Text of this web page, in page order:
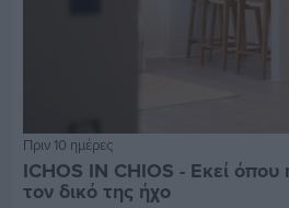
Πριν 10 ημέρες
ICHOS IN CHIOS - Εκεί
τον δικό της ήχο